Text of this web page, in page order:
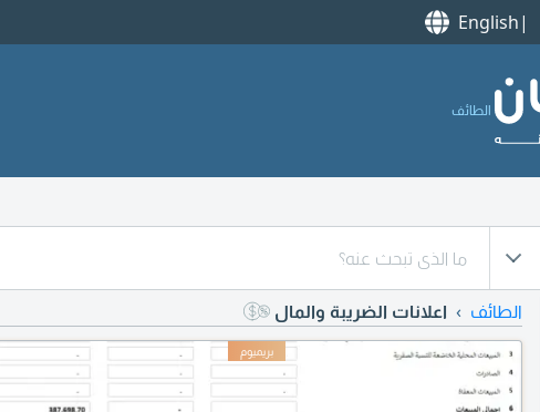
English
الطائف
الطائف اعلانات الضريبة والمال